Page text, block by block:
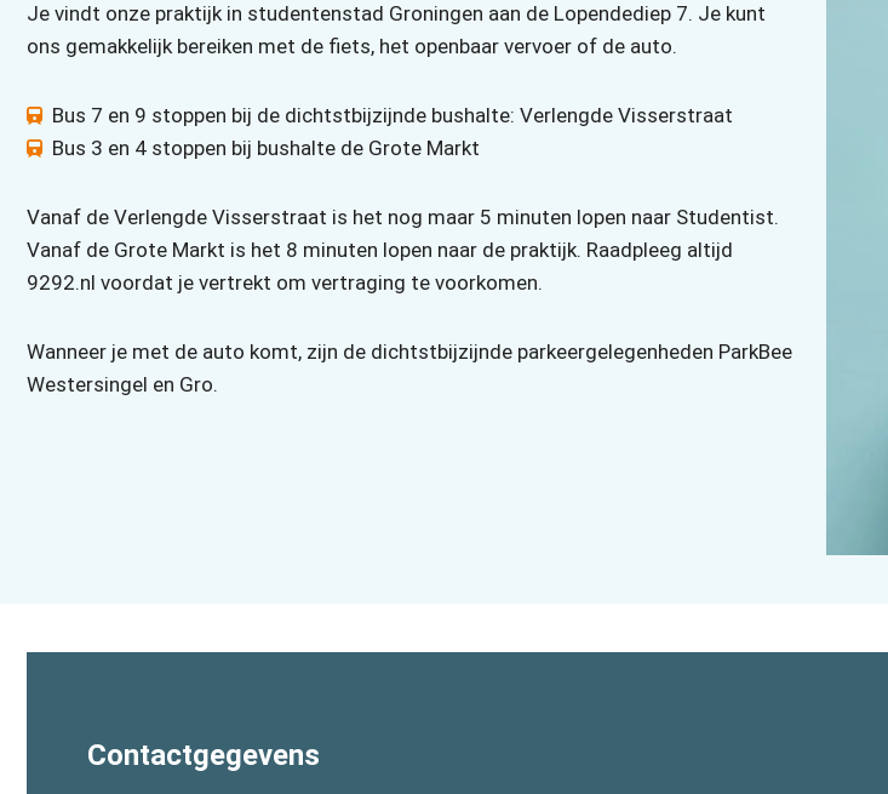
Je vindt onze praktijk in studentenstad Groningen aan de Lopendediep 7. Je kunt
ons gemakkelijk bereiken met de fiets, het openbaar vervoer of de auto.
Bus 7 en 9 stoppen bij de dichtstbijzijnde bushalte: Verlengde Visserstraat
Bus 3 en 4 stoppen bij bushalte de Grote Markt
Vanaf de Verlengde Visserstraat is het nog maar 5 minuten lopen naar Studentist.
Vanaf de Grote Markt is het 8 minuten lopen naar de praktijk. Raadpleeg altijd
9292.nl voordat je vertrekt om vertraging te voorkomen.
Wanneer je met de auto komt, zijn de dichtstbijzijnde parkeergelegenheden ParkBee
Westersingel en Gro.
Contactgegevens